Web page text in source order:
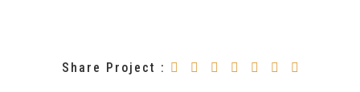
Share Project :